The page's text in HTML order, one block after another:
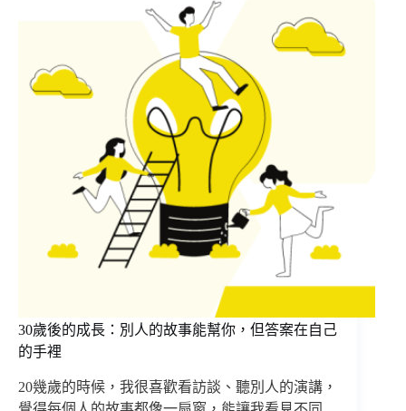
30歲後的成長：別人的故事能幫你，但答案在自己
的手裡
20幾歲的時候，我很喜歡看訪談、聽別人的演講，